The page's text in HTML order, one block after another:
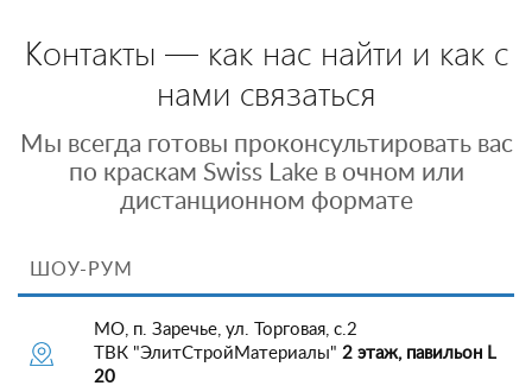
Контакты — как нас найти и как с
нами связаться
Мы всегда готовы проконсультировать вас
по краскам Swiss Lake в очном или
дистанционном формате
ШОУ-РУМ
МО, п. Заречье, ул. Торговая, с.2
ТВК "ЭлитСтройМатериалы" 2 этаж, павильон L
20